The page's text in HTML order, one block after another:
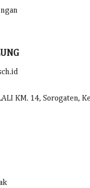
KM. 14, Sorogaten,